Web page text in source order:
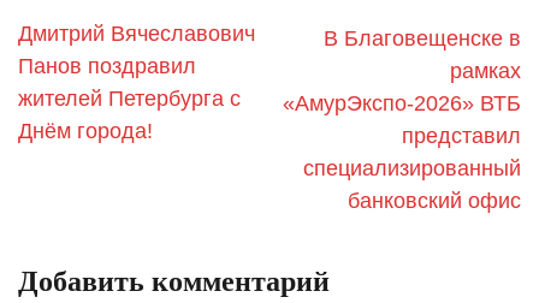
Дмитрий Вячеславович
Панов поздравил
жителей Петербурга с
Днём города!
В Благовещенске в
рамках
«АмурЭкспо-2026» ВТБ
представил
специализированный
банковский офис
Добавить комментарий